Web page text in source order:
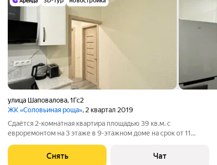
улица Шаповалова,1Гс2
ЖК «Соловьиная роща», 2 квартал 2019
Сдаётся 2-комнатная квартира площадью 39 кв.м. с
евроремонтом на 3 этаже в 9-этажном доме на срок от 11
Стиральная машина Холодильник Посудомоечная машина
Кондиционер Микроволновка Пылесос Дом
Снять Чат